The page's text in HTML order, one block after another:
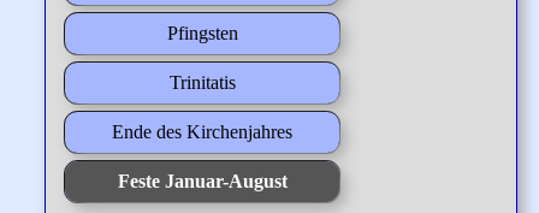
Pfingsten
Trinitatis
Ende des Kirchenjahres
Feste Januar-August